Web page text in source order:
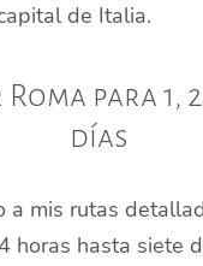
de Italia.
para 1,
días
a mis rutas
horas hasta siete